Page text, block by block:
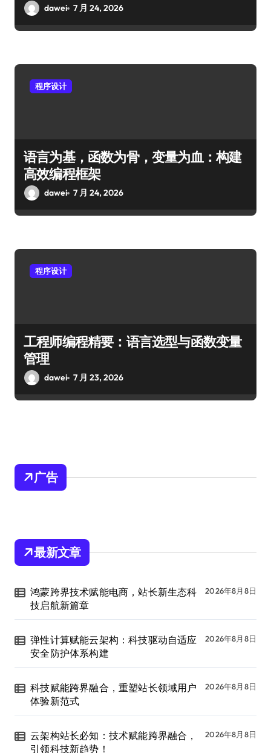
dawei 7 月 24, 2026
程序设计
语言为基，函数为骨，变量为血：构建
高效编程框架
dawei 7 月 24, 2026
程序设计
工程师编程精要：语言选型与函数变量
管理
dawei 7 月 23, 2026
广告
最新文章
鸿蒙跨界技术赋能电商，站长新生态科
技启航新篇章
2026年8月8日
弹性计算赋能云架构：科技驱动自适应
安全防护体系构建
2026年8月8日
科技赋能跨界融合，重塑站长领域用户
体验新范式
2026年8月8日
云架构站长必知：技术赋能跨界融合，
引领科技新趋势！
2026年8月8日